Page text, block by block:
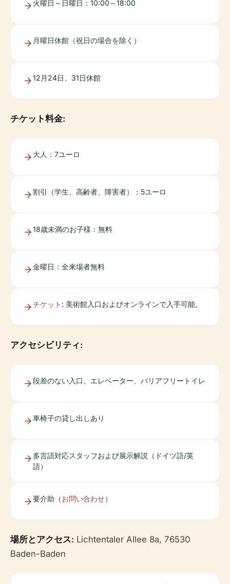
火曜日～日曜日：10:00～18:00
月曜日休館（祝日の場合を除く）
12月24日、31日休館
チケット料金:
大人：7ユーロ
割引（学生、高齢者、障害者）：5ユーロ
18歳未満のお子様：無料
金曜日：全来場者無料
チケット : 美術館入口およびオンラインで入手可能。
アクセシビリティ:
段差のない入口、エレベーター、バリアフリートイレ
車椅子の貸し出しあり
多言語対応スタッフおよび展示解説（ドイツ語/英
語）
要介助（お問い合わせ）
場所とアクセス: Lichtentaler Allee 8a, 76530
Baden-Baden